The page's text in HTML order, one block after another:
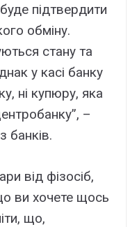
підтвердити
обміну.
стану та
у касі банку
ні купюру, яка
–
банків.
від фізосіб,
ви хочете щось
що,